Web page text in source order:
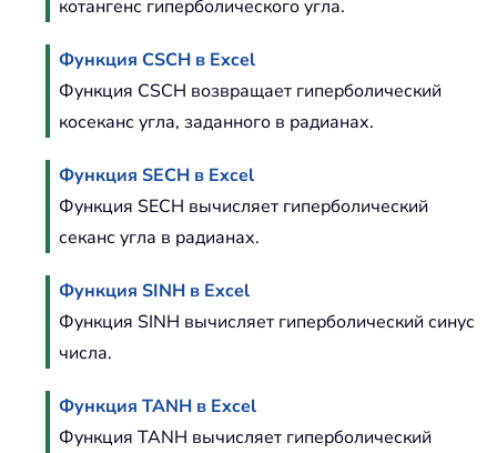
котангенс гиперболического угла.
Функция CSCH в Excel
Функция CSCH возвращает гиперболический
косеканс угла, заданного в радианах.
Функция SECH в Excel
Функция SECH вычисляет гиперболический
секанс угла в радианах.
Функция SINH в Excel
Функция SINH вычисляет гиперболический синус
числа.
Функция TANH в Excel
Функция TANH вычисляет гиперболический